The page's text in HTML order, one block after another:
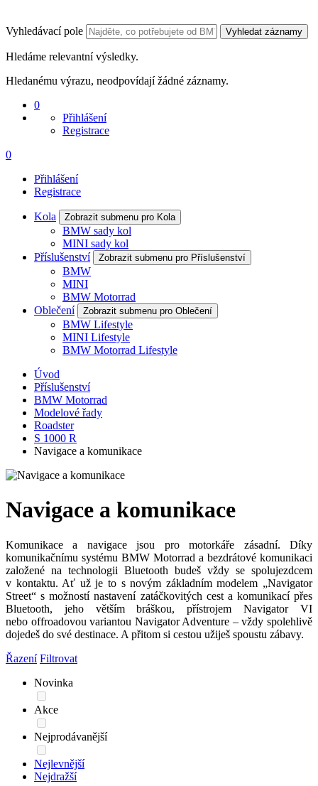
Vyhledávací pole Vyhledat záznamy
Hledáme relevantní výsledky.
Hledanému výrazu, neodpovídají žádné záznamy.
0
Přihlášení
Registrace
0
Přihlášení
Registrace
Kola Zobrazit submenu pro Kola
BMW sady kol
MINI sady kol
Příslušenství
Zobrazit submenu pro Příslušenství
BMW
MINI
BMW Motorrad
Oblečení
Zobrazit submenu pro Oblečení
BMW Lifestyle
MINI Lifestyle
BMW Motorrad Lifestyle
Úvod
Příslušenství
BMW Motorrad
Modelové řady
Roadster
S 1000 R
Navigace a komunikace
Navigace a komunikace
Komunikace a navigace jsou pro motorkáře zásadní. Díky
komunikačnímu systému BMW Motorrad a bezdrátové komunikaci
založené na technologii Bluetooth budeš vždy se spolujezdcem
v kontaktu. Ať už je to s novým základním modelem „Navigator
Street“ s možností nastavení zatáčkovitých cest a komunikací přes
Bluetooth, jeho větším bráškou, přístrojem Navigator VI
nebo offroadovou variantou Navigator Adventure – vždy spolehlivě
dojedeš do své destinace. A přitom si cestou užiješ spoustu zábavy.
Řazení Filtrovat
Novinka
Akce
Nejprodávanější
Nejlevnější
Nejdražší